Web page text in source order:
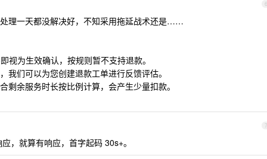
6
理一天都没解决好，不知采用拖延战术还是……
视为生效确认，按规则暂不支持退款。
我们可以为您创建退款工单进行反馈评估。
剩余服务时长按比例计算，会产生少量扣款。
7
，就算有响应，首字起码 30s+。